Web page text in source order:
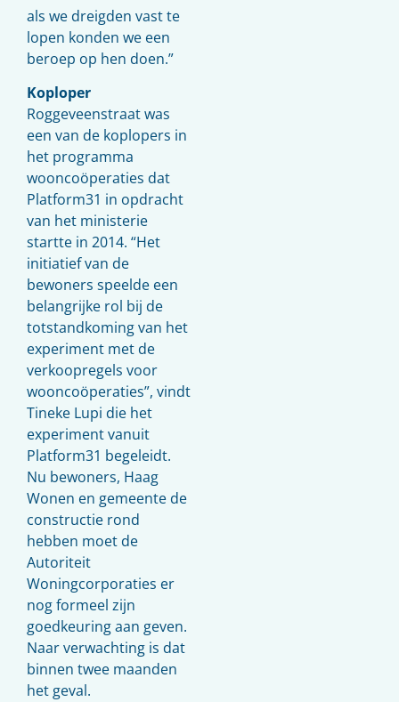
als we dreigden vast te
lopen konden we een
beroep op hen doen.”
Koploper
Roggeveenstraat was
een van de koplopers in
het programma
wooncoöperaties dat
Platform31 in opdracht
van het ministerie
startte in 2014. “Het
initiatief van de
bewoners speelde een
belangrijke rol bij de
totstandkoming van het
experiment met de
verkoopregels voor
wooncoöperaties”, vindt
Tineke Lupi die het
experiment vanuit
Platform31 begeleidt.
Nu bewoners, Haag
Wonen en gemeente de
constructie rond
hebben moet de
Autoriteit
Woningcorporaties er
nog formeel zijn
goedkeuring aan geven.
Naar verwachting is dat
binnen twee maanden
het geval.